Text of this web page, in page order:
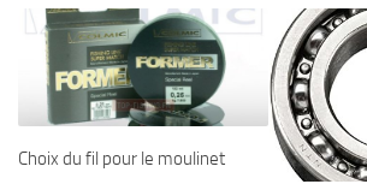
Choix du fil pour le moulinet